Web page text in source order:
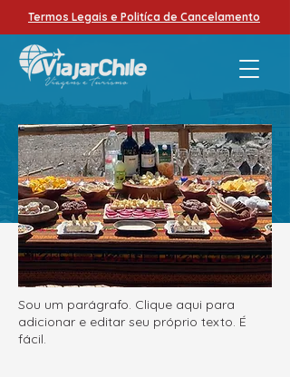
Termos Legais e Politíca de Cancelamento
Sou um parágrafo. Clique aqui para
adicionar e editar seu próprio texto. É
fácil.